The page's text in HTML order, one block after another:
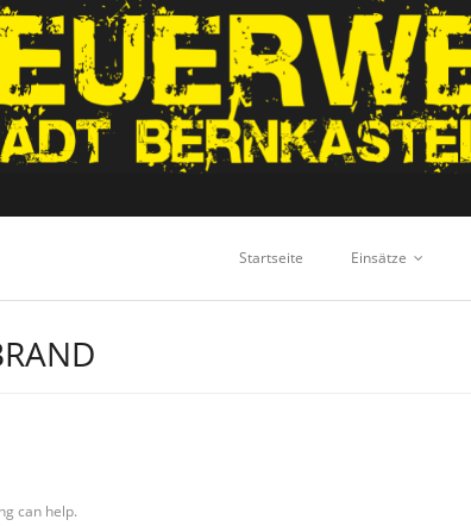
Startseite Einsätze
can help.